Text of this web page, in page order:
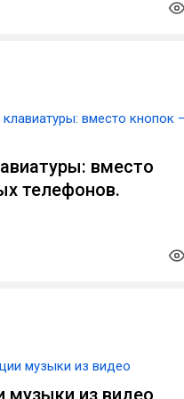
вместо кнопок
вместо
телефонов.
музыки из видео
музыки из видео